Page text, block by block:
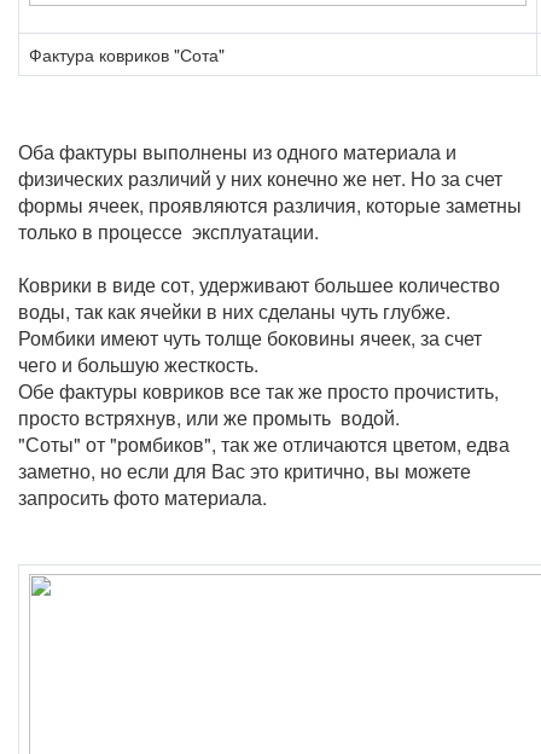
Фактура ковриков "Сота"
Оба фактуры выполнены из одного материала и
физических различий у них конечно же нет. Но за счет
формы ячеек, проявляются различия, которые заметны
только в процессе эксплуатации.
Коврики в виде сот, удерживают большее количество
воды, так как ячейки в них сделаны чуть глубже.
Ромбики имеют чуть толще боковины ячеек, за счет
чего и большую жесткость.
Обе фактуры ковриков все так же просто прочистить,
просто встряхнув, или же промыть водой.
"Соты" от "ромбиков", так же отличаются цветом, едва
заметно, но если для Вас это критично, вы можете
запросить фото материала.